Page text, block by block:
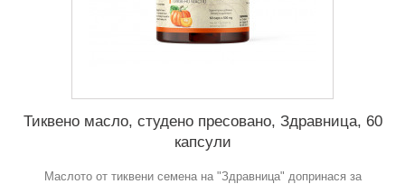
Тиквено масло, студено пресовано, Здравница, 60
капсули
Маслото от тиквени семена на "Здравница" допринася за